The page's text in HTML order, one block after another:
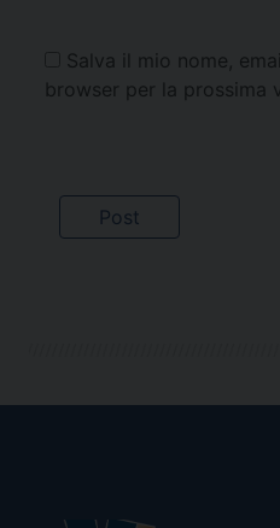
Salva il mio nome,
browser per la prossima